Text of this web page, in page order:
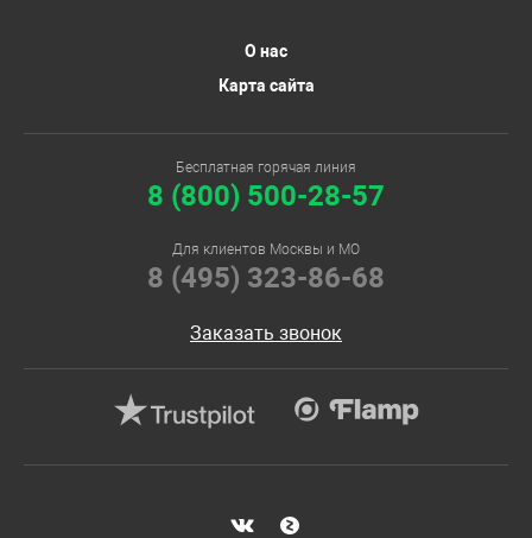
О нас
Карта сайта
Бесплатная горячая линия
8 (800) 500-28-57
Для клиентов Москвы и МО
8 (495) 323-86-68
Заказать звонок